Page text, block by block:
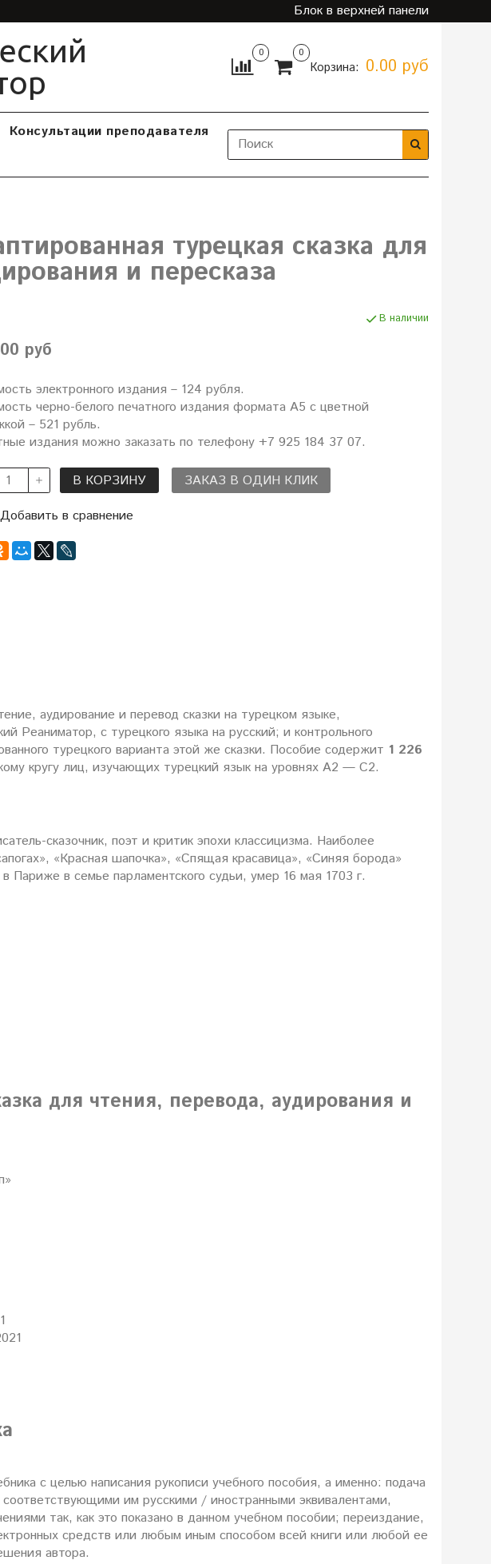
Блок в верхней панели
0 0
Корзина: 0.00 руб
Консультации преподавателя
турецкая сказка для
и пересказа
В наличии
руб
электронного издания – 124 рубля.
черно-белого печатного издания формата А5 с цветной
– 521 рубль.
издания можно заказать по телефону +7 925 184 37 07.
В КОРЗИНУ
ЗАКАЗ В ОДИН КЛИК
Добавить в сравнение
аудирование и перевод сказки на турецком языке,
Реаниматор, с турецкого языка на русский; и контрольного
турецкого варианта этой же сказки. Пособие содержит 1 226
кругу лиц, изучающих турецкий язык на уровнях А2 — С2.
сказочник, поэт и критик эпохи классицизма. Наиболее
«Красная шапочка», «Спящая красавица», «Синяя борода»
в семье парламентского судьи, умер 16 мая 1703 г.
для чтения, перевода, аудирования и
с целью написания рукописи учебного пособия, а именно: подача
им русскими / иностранными эквивалентами,
так, как это показано в данном учебном пособии; переиздание,
средств или любым иным способом всей книги или любой ее
автора.